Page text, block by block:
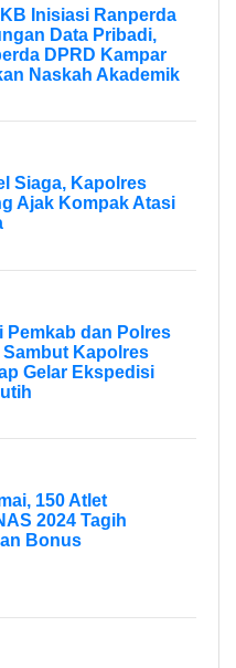
Inisiasi Ranperda
Data Pribadi,
DPRD Kampar
Naskah Akademik
Siaga, Kapolres
Ajak Kompak Atasi
Pemkab dan Polres
Sambut Kapolres
Gelar Ekspedisi
150 Atlet
2024 Tagih
Bonus